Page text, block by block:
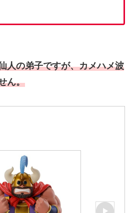
人の弟子ですが、カメハメ波
ん。